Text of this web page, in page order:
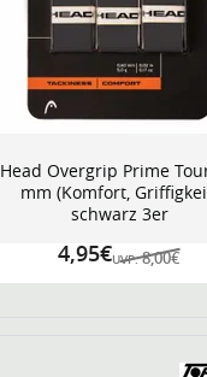
Head Overgrip Prime
mm (Komfort,
schwarz 3er
UVP: 8,00€
4,95€